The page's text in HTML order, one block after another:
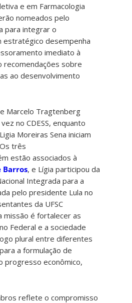
e em Farmacologia
nomeados pelo
para integrar o
estratégico desempenha
imediato à
recomendações sobre
ao desenvolvimento
Marcelo Tragtenberg
no CDESS, enquanto
Moreiras Sena iniciam
três
estão associados à
Barros, e Lígia participou da
Integrada para a
pelo presidente Lula no
da UFSC
missão é fortalecer as
Federal e a sociedade
plural entre diferentes
a formulação de
progresso econômico,
reflete o compromisso